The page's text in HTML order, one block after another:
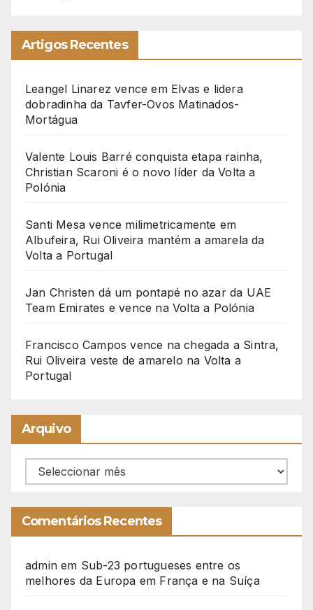
Artigos Recentes
Leangel Linarez vence em Elvas e lidera
dobradinha da Tavfer-Ovos Matinados-
Mortágua
Valente Louis Barré conquista etapa rainha,
Christian Scaroni é o novo líder da Volta a
Polónia
Santi Mesa vence milimetricamente em
Albufeira, Rui Oliveira mantém a amarela da
Volta a Portugal
Jan Christen dá um pontapé no azar da UAE
Team Emirates e vence na Volta a Polónia
Francisco Campos vence na chegada a Sintra,
Rui Oliveira veste de amarelo na Volta a
Portugal
Arquivo
Arquivo
Comentários Recentes
admin em Sub-23 portugueses entre os
melhores da Europa em França e na Suíça